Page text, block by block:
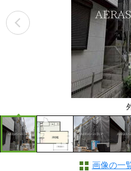
画像の一